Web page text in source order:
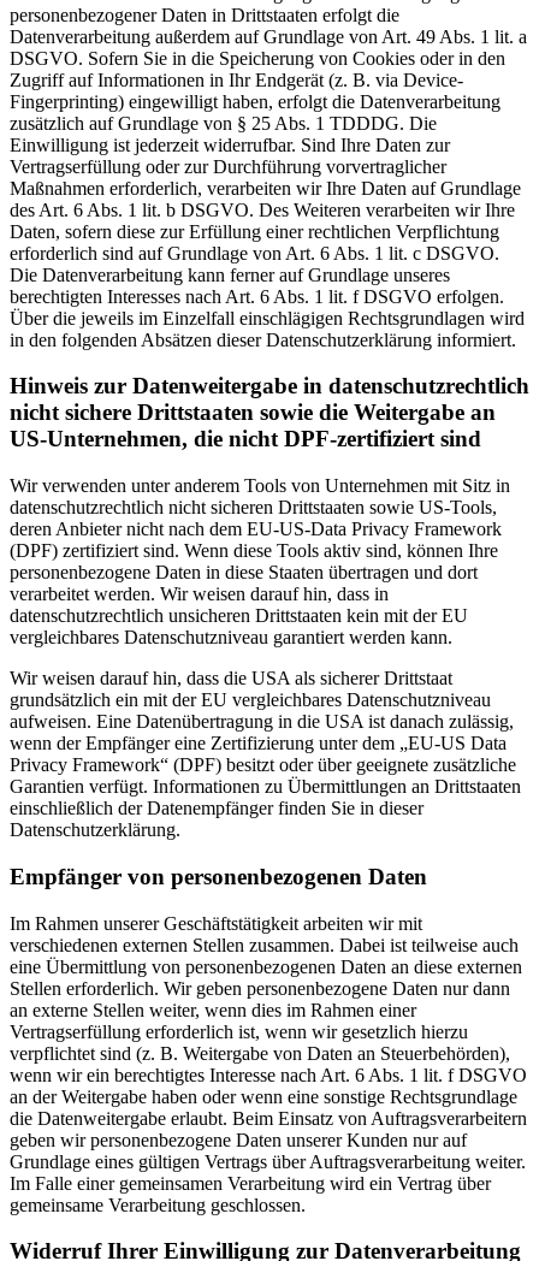
personenbezogener Daten in Drittstaaten erfolgt die
Datenverarbeitung außerdem auf Grundlage von Art. 49 Abs. 1 lit. a
DSGVO. Sofern Sie in die Speicherung von Cookies oder in den
Zugriff auf Informationen in Ihr Endgerät (z. B. via Device-
Fingerprinting) eingewilligt haben, erfolgt die Datenverarbeitung
zusätzlich auf Grundlage von § 25 Abs. 1 TDDDG. Die
Einwilligung ist jederzeit widerrufbar. Sind Ihre Daten zur
Vertragserfüllung oder zur Durchführung vorvertraglicher
Maßnahmen erforderlich, verarbeiten wir Ihre Daten auf Grundlage
des Art. 6 Abs. 1 lit. b DSGVO. Des Weiteren verarbeiten wir Ihre
Daten, sofern diese zur Erfüllung einer rechtlichen Verpflichtung
erforderlich sind auf Grundlage von Art. 6 Abs. 1 lit. c DSGVO.
Die Datenverarbeitung kann ferner auf Grundlage unseres
berechtigten Interesses nach Art. 6 Abs. 1 lit. f DSGVO erfolgen.
Über die jeweils im Einzelfall einschlägigen Rechtsgrundlagen wird
in den folgenden Absätzen dieser Datenschutzerklärung informiert.
Hinweis zur Datenweitergabe in datenschutzrechtlich
nicht sichere Drittstaaten sowie die Weitergabe an
US-Unternehmen, die nicht DPF-zertifiziert sind
Wir verwenden unter anderem Tools von Unternehmen mit Sitz in
datenschutzrechtlich nicht sicheren Drittstaaten sowie US-Tools,
deren Anbieter nicht nach dem EU-US-Data Privacy Framework
(DPF) zertifiziert sind. Wenn diese Tools aktiv sind, können Ihre
personenbezogene Daten in diese Staaten übertragen und dort
verarbeitet werden. Wir weisen darauf hin, dass in
datenschutzrechtlich unsicheren Drittstaaten kein mit der EU
vergleichbares Datenschutzniveau garantiert werden kann.
Wir weisen darauf hin, dass die USA als sicherer Drittstaat
grundsätzlich ein mit der EU vergleichbares Datenschutzniveau
aufweisen. Eine Datenübertragung in die USA ist danach zulässig,
wenn der Empfänger eine Zertifizierung unter dem „EU-US Data
Privacy Framework“ (DPF) besitzt oder über geeignete zusätzliche
Garantien verfügt. Informationen zu Übermittlungen an Drittstaaten
einschließlich der Datenempfänger finden Sie in dieser
Datenschutzerklärung.
Empfänger von personenbezogenen Daten
Im Rahmen unserer Geschäftstätigkeit arbeiten wir mit
verschiedenen externen Stellen zusammen. Dabei ist teilweise auch
eine Übermittlung von personenbezogenen Daten an diese externen
Stellen erforderlich. Wir geben personenbezogene Daten nur dann
an externe Stellen weiter, wenn dies im Rahmen einer
Vertragserfüllung erforderlich ist, wenn wir gesetzlich hierzu
verpflichtet sind (z. B. Weitergabe von Daten an Steuerbehörden),
wenn wir ein berechtigtes Interesse nach Art. 6 Abs. 1 lit. f DSGVO
an der Weitergabe haben oder wenn eine sonstige Rechtsgrundlage
die Datenweitergabe erlaubt. Beim Einsatz von Auftragsverarbeitern
geben wir personenbezogene Daten unserer Kunden nur auf
Grundlage eines gültigen Vertrags über Auftragsverarbeitung weiter.
Im Falle einer gemeinsamen Verarbeitung wird ein Vertrag über
gemeinsame Verarbeitung geschlossen.
Widerruf Ihrer Einwilligung zur Datenverarbeitung